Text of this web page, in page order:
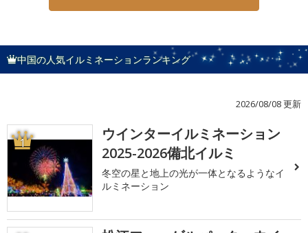
中国の人気イルミネーションランキング
2026/08/08 更新
1
ウインターイルミネーション
2025-2026備北イルミ
冬空の星と地上の光が一体となるようなイ
ルミネーション